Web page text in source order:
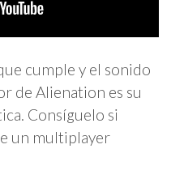
cumple y el sonido
de Alienation es su
Consíguelo si
un multiplayer